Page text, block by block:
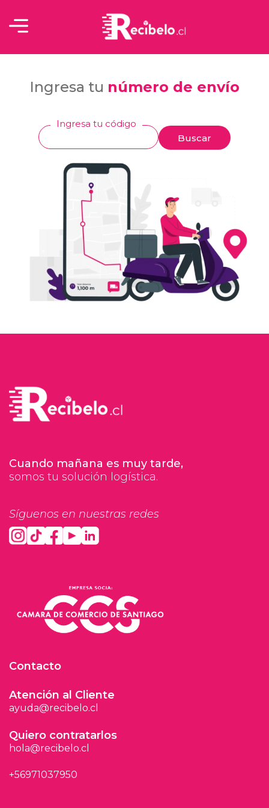
Ingresa tu número de envío
Ingresa tu código
Buscar
Cuando mañana es muy tarde,
somos tu solución logística.
Síguenos en nuestras redes
Contacto
Atención al Cliente
ayuda@recibelo.cl
Quiero contratarlos
hola@recibelo.cl
+56971037950